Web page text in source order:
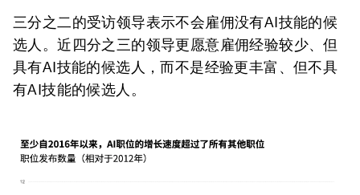
三分之二的受访领导表示不会雇佣没有AI技能的候
选人。近四分之三的领导更愿意雇佣经验较少、但
具有AI技能的候选人，而不是经验更丰富、但不具
有AI技能的候选人。